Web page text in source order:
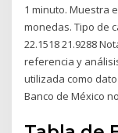
1 minuto. Muestra
monedas. Tipo de
22.1518 21.9288
referencia y
utilizada como
Banco de México